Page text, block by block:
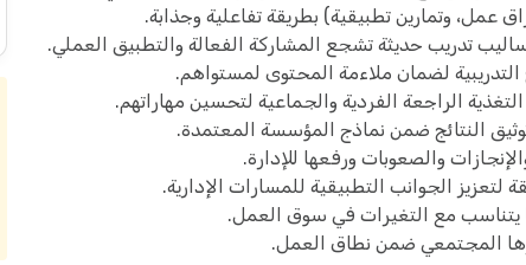
عمل، وتمارين تطبيقية) بطريقة تفاعلية وجذابة.
تدريب حديثة تشجع المشاركة الفعالة والتطبيق العملي.
التدريبية لضمان ملاءمة المحتوى لمستواهم.
الراجعة الفردية والجماعية لتحسين مهاراتهم.
النتائج ضمن نماذج المؤسسة المعتمدة.
والصعوبات ورفعها للإدارة.
الجوانب التطبيقية للمسارات الإدارية.
يتناسب مع التغيرات في سوق العمل.
المجتمعي ضمن نطاق العمل.